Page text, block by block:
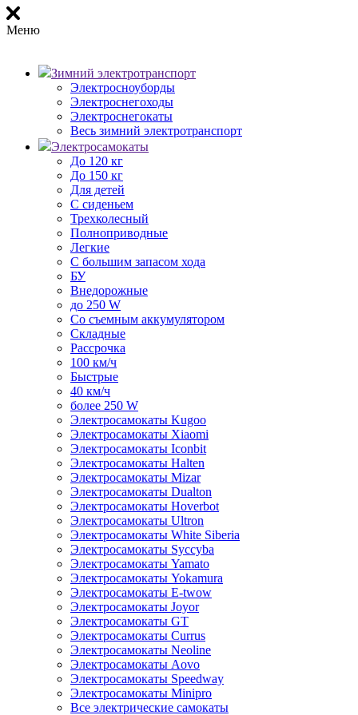
Меню
Зимний электротранспорт
Электросноуборды
Электроснегоходы
Электроснегокаты
Весь зимний электротранспорт
Электросамокаты
До 120 кг
До 150 кг
Для детей
С сиденьем
Трехколесный
Полноприводные
Легкие
С большим запасом хода
БУ
Внедорожные
до 250 W
Со съемным аккумулятором
Складные
Рассрочка
100 км/ч
Быстрые
40 км/ч
более 250 W
Электросамокаты Kugoo
Электросамокаты Xiaomi
Электросамокаты Iconbit
Электросамокаты Halten
Электросамокаты Mizar
Электросамокаты Dualton
Электросамокаты Hoverbot
Электросамокаты Ultron
Электросамокаты White Siberia
Электросамокаты Syccyba
Электросамокаты Yamato
Электросамокаты Yokamura
Электросамокаты E-twow
Электросамокаты Joyor
Электросамокаты GT
Электросамокаты Currus
Электросамокаты Neoline
Электросамокаты Aovo
Электросамокаты Speedway
Электросамокаты Minipro
Все электрические самокаты